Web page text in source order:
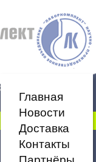
Главная
Новости
Доставка
Контакты